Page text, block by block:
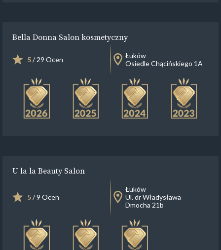
Bella Donna Salon kosmetyczny
5/ 29 Ocen
Łuków
Osiedle Chącińskiego 1A
U la la Beauty Salon
5/ 9 Ocen
Łuków
Ul. dr Władysława
Dmocha 21b